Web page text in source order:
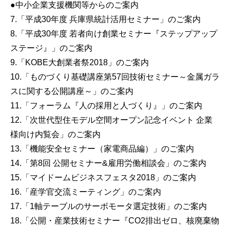
●中小企業支援機関等からのご案内
7.「平成30年度 兵庫県統計活用セミナー」のご案内
8.「平成30年度 若者向け創業セミナー『ステップアップ
ステージ』」のご案内
9.「KOBE大創業者祭2018」のご案内
10.「ものづくり基礎講座第57回技術セミナー～金属ガラ
スに関する公開講座～」のご案内
11.「フォーラム『人の採用と人づくり』」のご案内
12.「次世代型住モデル空間オープン記念イベント 企業
様向け内覧会」のご案内
13.「機能安全セミナー（家電商品編）」のご案内
14.「第8回 公開セミナー&雇用労働相談会」のご案内
15.「マイドームビジネスフェスタ2018」のご案内
16.「産学官交流ミーティング」のご案内
17.「1軸テーブルのサーボモータ選定技術」のご案内
18.「公開・産業技術セミナー『CO2排出ゼロ、核廃棄物